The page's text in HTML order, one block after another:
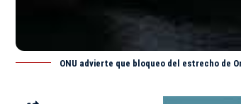
ONU advierte que bloqueo del estrecho de